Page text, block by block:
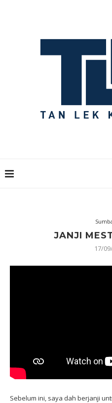
JANJI
17/
Sebelum ini, saya dah berjanji